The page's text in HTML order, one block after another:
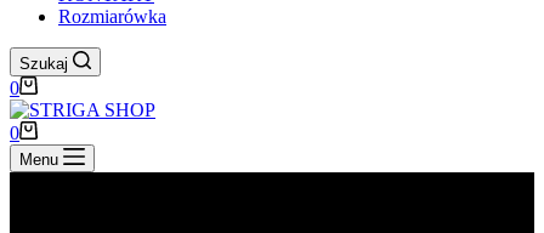
Rozmiarówka
Szukaj
Koszyk
0
Koszyk
0
Menu